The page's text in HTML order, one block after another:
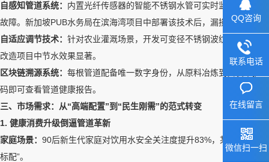
自感知管道系统： 内置光纤传感器的智能不锈钢水管可实时监测温度、
故障。新加坡PUB水务局在滨海湾项目中部署该技术后，漏损率从15%
自适应调节技术： 针对农业灌溉场景，开发可变径不锈钢波纹管，通过
改造项目中节水效果显著。
区块链溯源系统： 每根管道配备唯一数字身份，从原料冶炼到安装维护
码即可查看管道健康报告。
三、市场需求：从“高端配置”到“民生刚需”的范式转变
1. 健康消费升级倒逼管道革新
家庭场景： 90后新生代家庭对饮用水安全关注度提升83%，某电商平台
标配”。
QQ咨询
联系电话
在线留言
微信扫一扫